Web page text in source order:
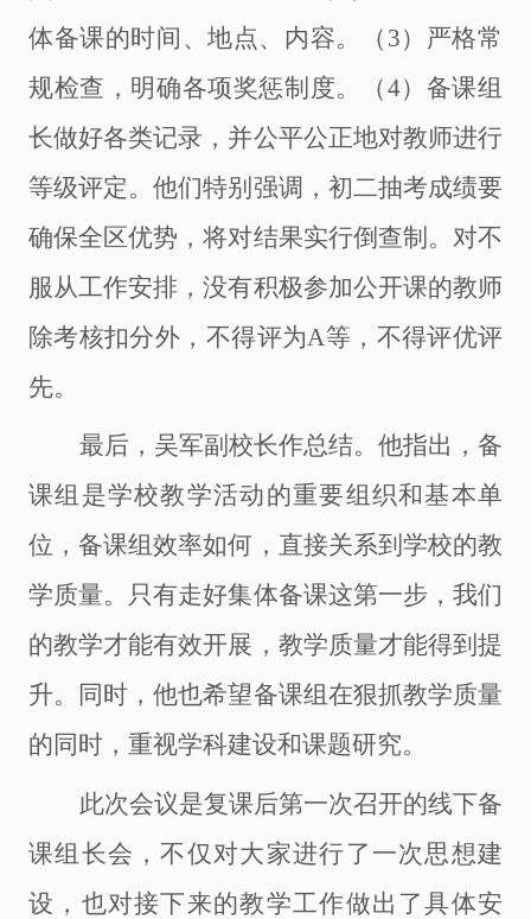
体备课的时间、地点、内容。（3）严格常
规检查，明确各项奖惩制度。（4）备课组
长做好各类记录，并公平公正地对教师进行
等级评定。他们特别强调，初二抽考成绩要
确保全区优势，将对结果实行倒查制。对不
服从工作安排，没有积极参加公开课的教师
除考核扣分外，不得评为A等，不得评优评
先。
最后，吴军副校长作总结。他指出，备
课组是学校教学活动的重要组织和基本单
位，备课组效率如何，直接关系到学校的教
学质量。只有走好集体备课这第一步，我们
的教学才能有效开展，教学质量才能得到提
升。同时，他也希望备课组在狠抓教学质量
的同时，重视学科建设和课题研究。
此次会议是复课后第一次召开的线下备
课组长会，不仅对大家进行了一次思想建
设，也对接下来的教学工作做出了具体安